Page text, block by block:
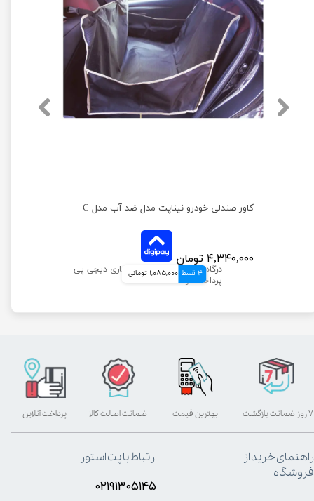
کاور صندلی خودرو نیناپت مدل ضد آب مدل C
۴,۳۴۰,۰۰۰ تومان
4 قسط 1,085,000 تومانی
بهترین قیمت پرداخت آنلاین ۷ روز ضمانت بازگشت ضمانت اصالت کالا
راهنمای خرید از
فروشگاه
ارتباط با پت استور
۰۲۱۹۱۳۰۵۱۴۵